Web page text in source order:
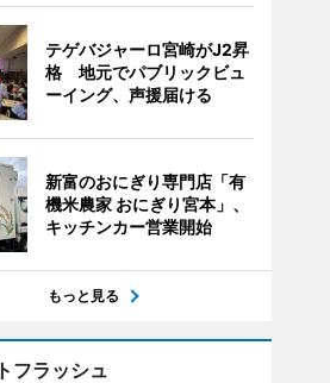
テゲバジャーロ宮崎がJ2昇
格 地元でパブリックビュ
ーイング、声援届ける
新富のおにぎり専門店「有
機米農家 おにぎり宮本」、
キッチンカー営業開始
もっと見る
フラッシュ